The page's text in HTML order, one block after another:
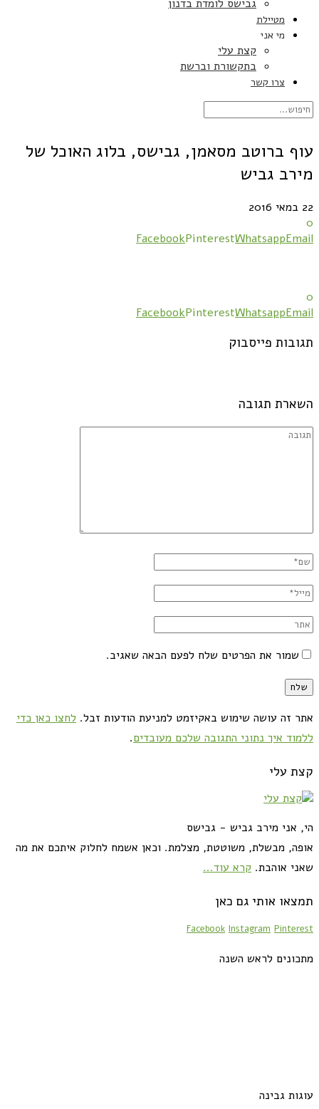
גבישס לומדת בדנון
מטיילת
מי אני
קצת עלי
בתקשורת וברשת
צרו קשר
עוף ברוטב מסאמן, גבישס, בלוג האוכל של
מירב גביש
22 במאי 2016
0
FacebookPinterestWhatsappEmail
0
FacebookPinterestWhatsappEmail
תגובות פייסבוק
השארת תגובה
שמור את הפרטים שלח לפעם הבאה שאגיב.
אתר זה עושה שימוש באקיזמט למניעת הודעות זבל. לחצו כאן כדי
ללמוד איך נתוני התגובה שלכם מעובדים.
קצת עלי
הי, אני מירב גביש - גבישס
אופה, מבשלת, משוטטת, מצלמת. וכאן אשמח לחלוק איתכם את מה
שאני אוהבת. קרא עוד...
תמצאו אותי גם כאן
Facebook Instagram Pinterest
מתכונים לראש השנה
עוגות גבינה